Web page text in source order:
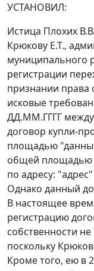
УСТАНОВИЛ:
Истица Плохих
Крюкову Е.Т.,
муниципального
регистрации
признании права
исковые
ДД.ММ.ГГГГ
договор купли-
площадью
общей площадью
по адресу:
Однако данный
В настоящее
регистрацию
собственности
поскольку
Кроме того, ею в